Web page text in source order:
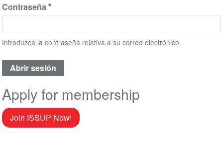
Contraseña
Introduzca la contraseña relativa a su correo electrónico.
Apply for membership
Join ISSUP Now!